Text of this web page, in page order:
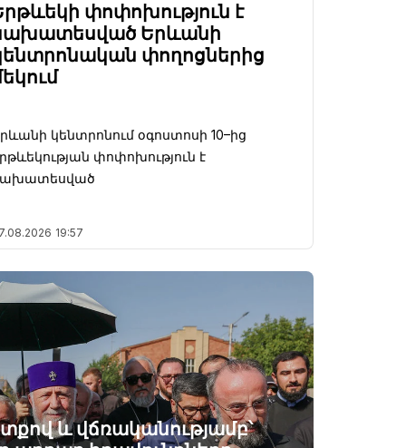
փոփոխություն է
Երևանի
փողոցներից
կենտրոնում օգոստոսի 10–ից
փոփոխություն է
19:57
և վճռականությամբ՝